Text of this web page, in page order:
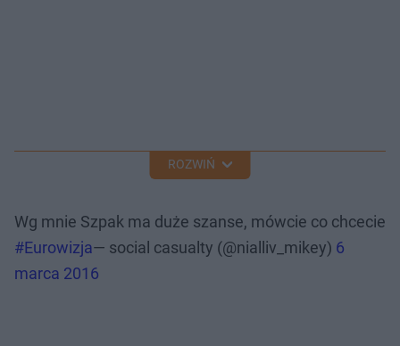
ROZWIŃ
Wg mnie Szpak ma duże szanse, mówcie co chcecie
#Eurowizja— social casualty (@nialliv_mikey) 6
marca 2016